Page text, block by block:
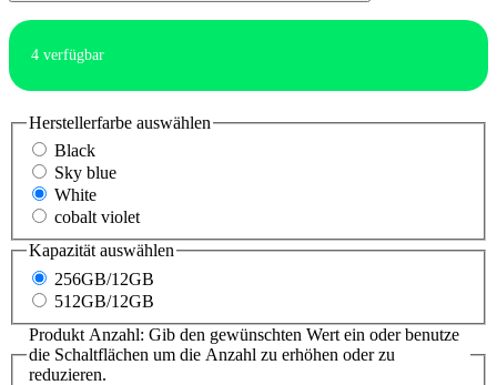
4 verfügbar
Herstellerfarbe auswählen
Black
Sky blue
White
cobalt violet
Kapazitätauswählen
256GB/12GB
512GB/12GB
Produkt Anzahl: Gib den gewünschten Wert ein oder benutze
die Schaltflächen um die Anzahl zu erhöhen oder zu
reduzieren.